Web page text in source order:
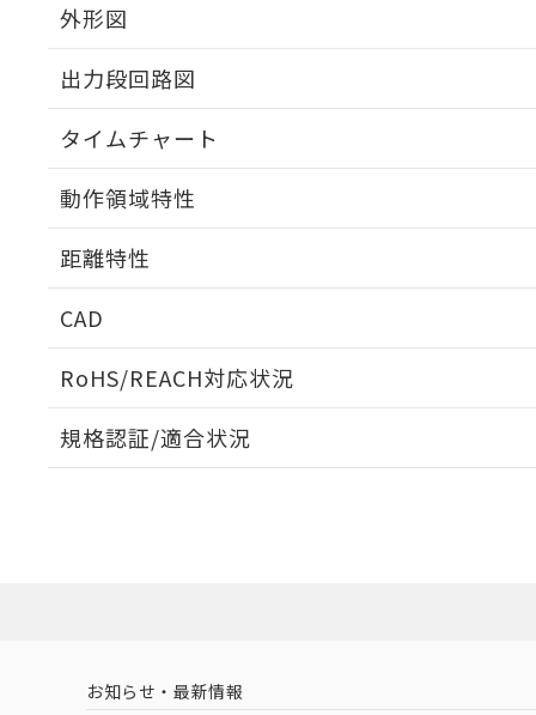
外形図
出力段回路図
タイムチャート
動作領域特性
距離特性
CAD
RoHS/REACH対応状況
EU RoHS 注意事項・凡例
中国 RoHS 注意事項・凡例
規格認証/適合状況
（イギリス
（ノルウェー
お知らせ・最新情報